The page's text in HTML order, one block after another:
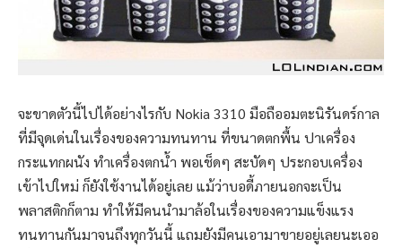
จะขาดตัวนี้ไปได้อย่างไรกับ Nokia 3310 มือถืออมตะนิรันดร์กาล
ที่มีจุดเด่นในเรื่องของความทนทาน ที่ขนาดตกพื้น ปาเครื่อง
กระแทกผนัง ทำเครื่องตกน้ำ พอเช็ดๆ สะบัดๆ ประกอบเครื่อง
เข้าไปใหม่ ก็ยังใช้งานได้อยู่เลย แม้ว่าบอดี้ภายนอกจะเป็น
พลาสติกก็ตาม ทำให้มีคนนำมาล้อในเรื่องของความแข็งแรง
ทนทานกันมาจนถึงทุกวันนี้ แถมยังมีคนเอามาขายอยู่เลยนะเออ